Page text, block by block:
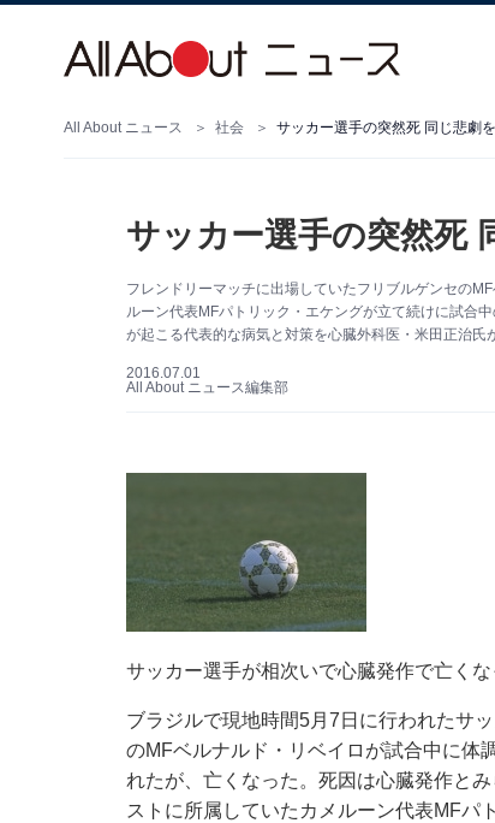
All About ニュース 社会 サッカー選手の突然死 同じ悲劇
サッカー選手の突然死
フレンドリーマッチに出場していたフリブルゲンセの
ルーン代表MFパトリック・エケングが立て続けに試合
が起こる代表的な病気と対策を心臓外科医・米田正治氏
2016.07.01
All About ニュース編集部
サッカー選手が相次いで心臓発作で亡くな
ブラジルで現地時間5月7日に行われたサ
のMFベルナルド・リベイロが試合中に体
れたが、亡くなった。死因は心臓発作と
ストに所属していたカメルーン代表MFパ